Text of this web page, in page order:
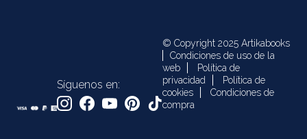
Síguenos en:
© Copyright 2025 Artikabooks
Condiciones de uso de la
web
Política de
privacidad
Política de
cookies
Condiciones de
compra